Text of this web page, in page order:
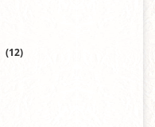
(12)